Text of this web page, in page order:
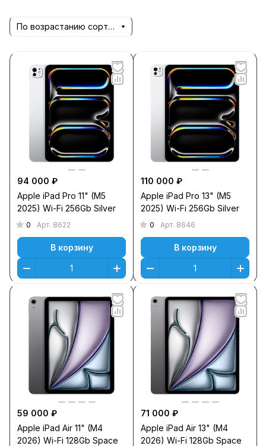
По возрастанию сортировки
94 000 ₽
Apple iPad Pro 11" (M5
2025) Wi-Fi 256Gb Silver
0 Арт. 8622
В корзину
110 000 ₽
Apple iPad Pro 13" (M5
2025) Wi-Fi 256Gb Silver
0 Арт. 8646
В корзину
59 000 ₽
Apple iPad Air 11" (M4
2026) Wi-Fi 128Gb Space
71 000 ₽
Apple iPad Air 13" (M4
2026) Wi-Fi 128Gb Space